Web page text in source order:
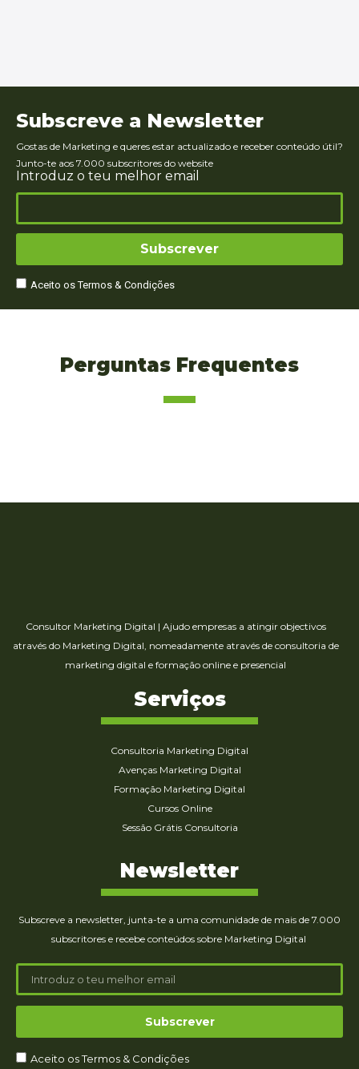
Subscreve a Newsletter
Gostas de Marketing e queres estar actualizado e receber conteúdo útil?
Junto-te aos 7.000 subscritores do website
Introduz o teu melhor email
Aceito os Termos & Condições
Subscrever
Perguntas Frequentes
Consultor Marketing Digital | Ajudo empresas a atingir objectivos
através do Marketing Digital, nomeadamente através de consultoria de
marketing digital e formação online e presencial
Serviços
Consultoria Marketing Digital
Avenças Marketing Digital
Formação Marketing Digital
Cursos Online
Sessão Grátis Consultoria
Newsletter
Subscreve a newsletter, junta-te a uma comunidade de mais de 7.000
subscritores e recebe conteúdos sobre Marketing Digital
Aceito os Termos & Condições
Subscrever